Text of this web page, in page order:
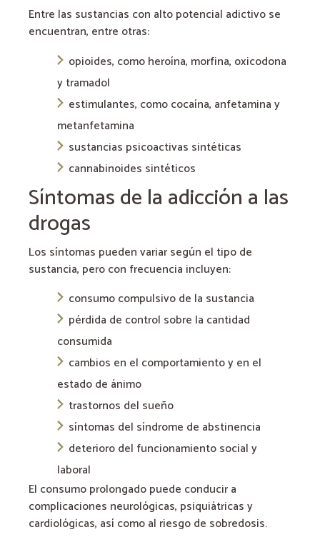
Entre las sustancias con alto potencial adictivo se
encuentran, entre otras:
opioides, como heroína, morfina, oxicodona
y tramadol
estimulantes, como cocaína, anfetamina y
metanfetamina
sustancias psicoactivas sintéticas
cannabinoides sintéticos
Síntomas de la adicción a las
drogas
Los síntomas pueden variar según el tipo de
sustancia, pero con frecuencia incluyen:
consumo compulsivo de la sustancia
pérdida de control sobre la cantidad
consumida
cambios en el comportamiento y en el
estado de ánimo
trastornos del sueño
síntomas del síndrome de abstinencia
deterioro del funcionamiento social y
laboral
El consumo prolongado puede conducir a
complicaciones neurológicas, psiquiátricas y
cardiológicas, así como al riesgo de sobredosis.